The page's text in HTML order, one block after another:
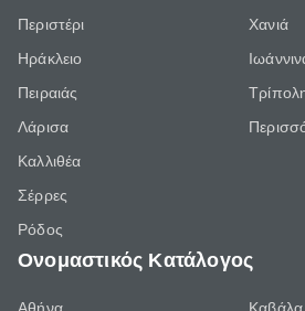
Περιστέρι
Ηράκλειο
Πειραιάς
Λάρισα
Καλλιθέα
Σέρρες
Ρόδος
Χανιά
Ονομαστικός Κατάλογος